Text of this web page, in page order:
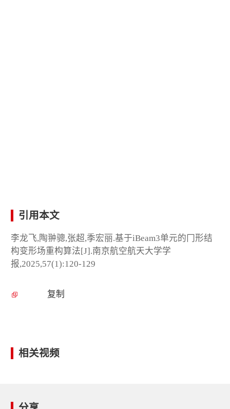
引用本文
李龙飞,陶翀骢,张超,季宏丽.基于iBeam3单元的冂形结
构变形场重构算法[J].南京航空航天大学学
报,2025,57(1):120-129
复制
相关视频